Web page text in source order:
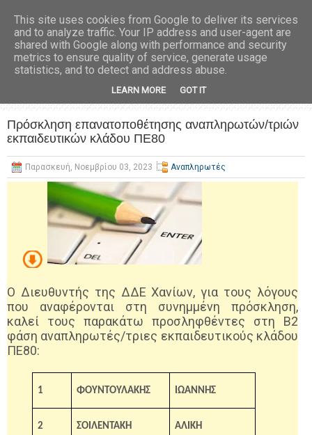
Πρόσκληση επανατοποθέτησης αναπληρωτών/τριών
εκπαιδευτικών κλάδου ΠΕ80
Παρασκευή, Νοεμβρίου 03, 2023 Αναπληρωτές
Ο Διευθυντής της ΔΔΕ Χανίων, για τους λόγους
που αναφέρονται στη συνημμένη πρόσκληση,
καλεί τους παρακάτω προσληφθέντες στη Β2
φάση αναπληρωτές/τριες εκπαιδευτικούς κλάδου
ΠΕ80:
1 ΦΟΥΝΤΟΥΛΑΚΗΣ ΙΩΑΝΝΗΣ
2 ΣΟΙΛΕΝΤΑΚΗ ΑΛΙΚΗ
This site uses cookies from Google to deliver its services
and to analyze traffic. Your IP address and user-agent are
shared with Google along with performance and security
metrics to ensure quality of service, generate usage
statistics, and to detect and address abuse.
LEARN MORE GOT IT